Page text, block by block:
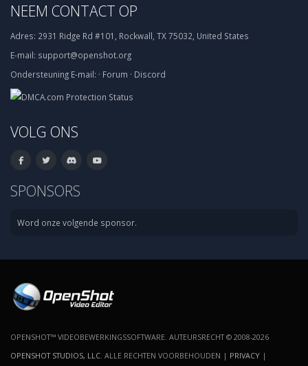
NEEM CONTACT OP
Adres: 2931 Ridge Rd #101, Rockwall, TX 75032, United States
E-mail: support@openshot.org
Ondersteuning E-mail: · Forum · Discord
VOLG ONS
SPONSORS
Word onze volgende sponsor.
OPENSHOT™ VIDEOBEWERKINGSSOFTWARE. AUTEURSRECHT © 2008-2026
OPENSHOT STUDIOS, LLC . ALLE RECHTEN VOORBEHOUDEN | PRIVACY |